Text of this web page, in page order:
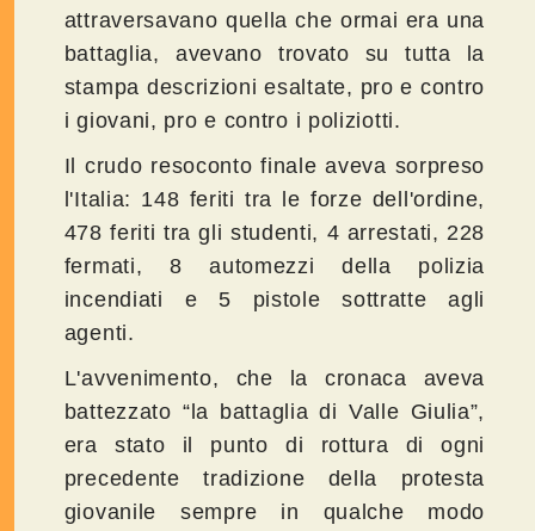
attraversavano quella che ormai era una
battaglia, avevano trovato su tutta la
stampa descrizioni esaltate, pro e contro
i giovani, pro e contro i poliziotti.
Il crudo resoconto finale aveva sorpreso
l'Italia: 148 feriti tra le forze dell'ordine,
478 feriti tra gli studenti, 4 arrestati, 228
fermati, 8 automezzi della polizia
incendiati e 5 pistole sottratte agli
agenti.
L'avvenimento, che la cronaca aveva
battezzato “la battaglia di Valle Giulia”,
era stato il punto di rottura di ogni
precedente tradizione della protesta
giovanile sempre in qualche modo